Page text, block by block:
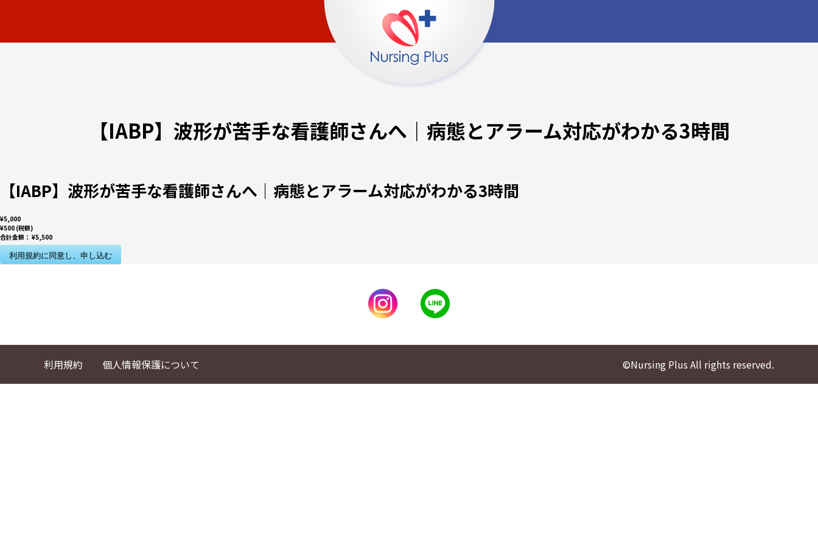
【IABP】波形が苦手な看護師さんへ｜病態とアラーム対応がわかる3時間
【IABP】波形が苦手な看護師さんへ｜病態とアラーム対応がわかる3時間
¥5,000
¥500 (税額)
合計金額： ¥5,500
利用規約に同意し、申し込む
利用規約 個人情報保護について ©Nursing Plus All rights reserved.